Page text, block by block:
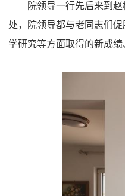
院领导一行先后来到
处，院领导都与老同志们
学研究等方面取得的新成